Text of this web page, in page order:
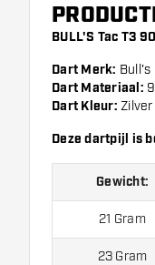
BULL'S Tac T3
Dart Merk: Bull's
Dart Materiaal:
Dart Kleur: Zilver
Deze dartpijl is
Gewicht:
21 Gram
23 Gram